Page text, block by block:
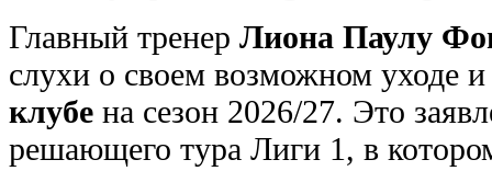
Главный тренер Лиона Паулу
слухи о своем возможном уходе
клубе на сезон 2026/27. Это
решающего тура Лиги 1, в